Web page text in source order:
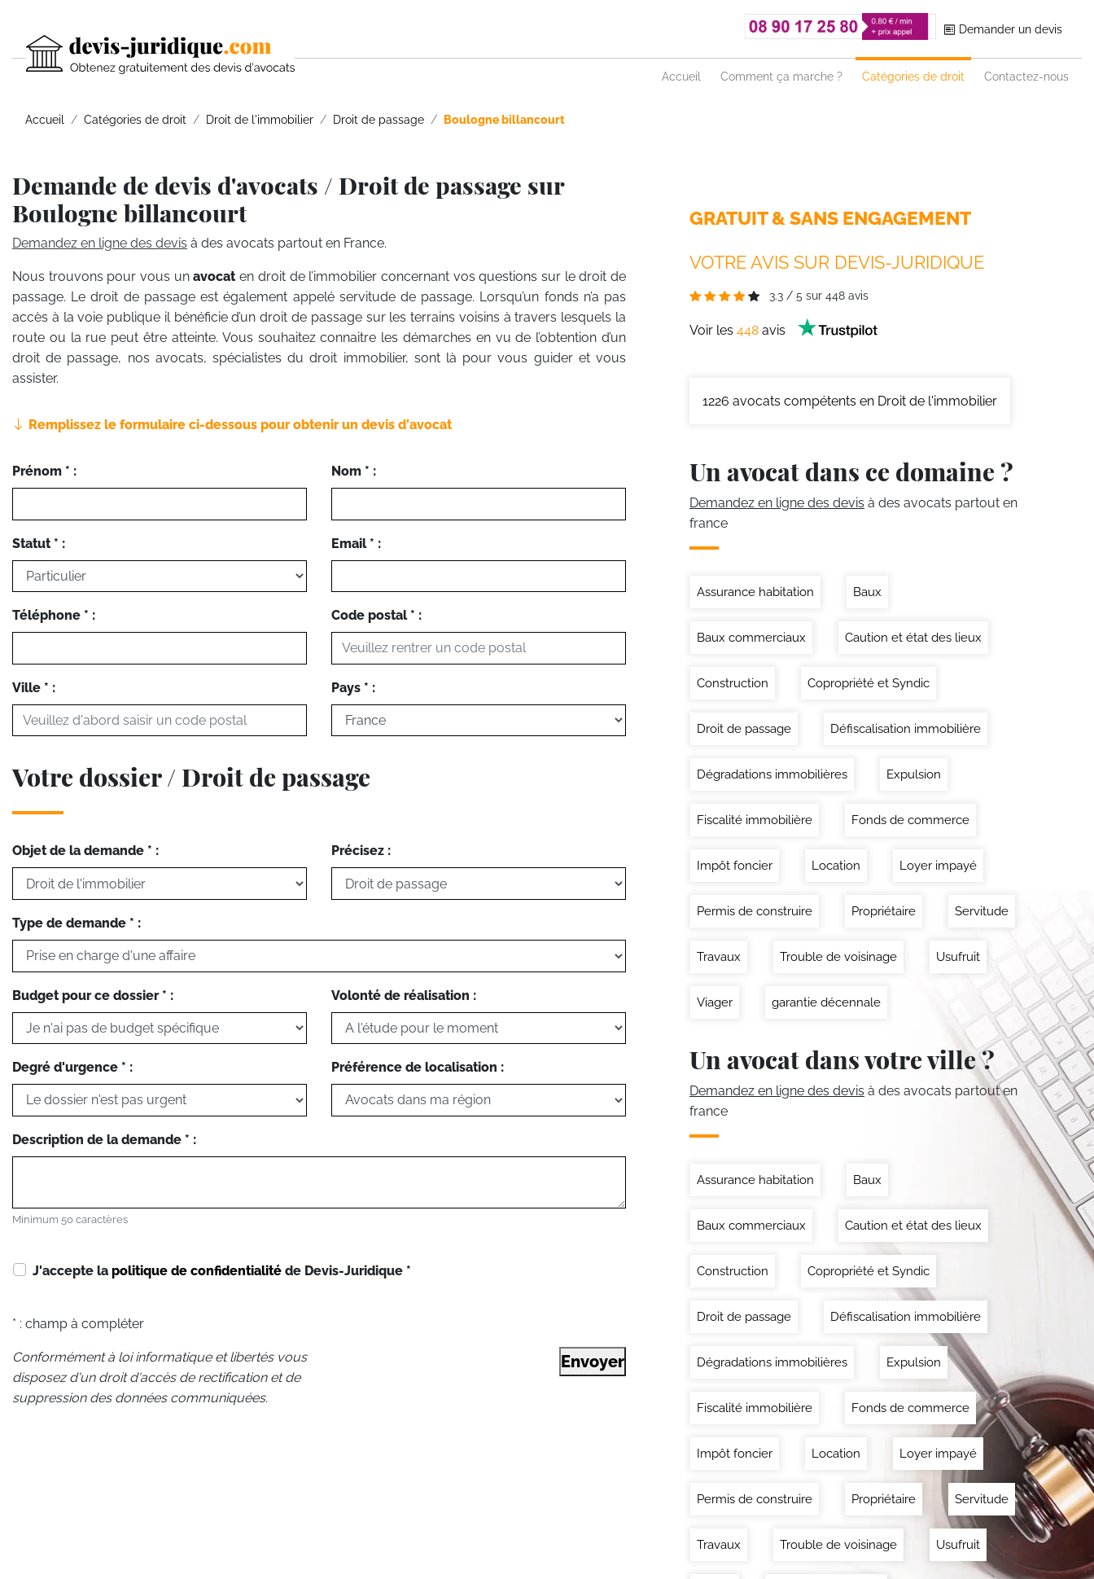
Demander un devis
Accueil Comment ça marche ? Catégories de droit Contactez-nous
Accueil Catégories de droit Droit de l'immobilier Droit de passage Boulogne billancourt
Demande de devis d'avocats / Droit de passage sur
Boulogne billancourt
Demandez en ligne des devis à des avocats partout en France.
Nous trouvons pour vous unavocaten droit de l’immobilier concernant vos questions sur le droit de
passage. Le droit de passage est également appelé servitude de passage. Lorsqu’un fonds n’a pas
accès à la voie publique il bénéficie d’un droit de passage sur les terrains voisins à travers lesquels la
route ou la rue peut être atteinte. Vous souhaitez connaitre les démarches en vu de l’obtention d’un
droit de passage, nos avocats, spécialistes du droit immobilier, sont là pour vous guider et vous
assister.
Remplissez le formulaire ci-dessous pour obtenir un devis d'avocat
Prénom * : Nom * :
Statut * : Email * :
Téléphone * : Code postal * :
Ville * : Pays * :
Votre dossier / Droit de passage
Objet de la demande * : Précisez :
Type de demande * :
Budget pour ce dossier * : Volonté de réalisation :
Degré d'urgence * : Préférence de localisation :
Description de la demande * :
Minimum 50 caractères
J'accepte la politique de confidentialité de Devis-Juridique *
* : champ à compléter
Conformément à loi informatique et libertés vous
disposez d'un droit d'accès de rectification et de
suppression des données communiquées.
Envoyer
GRATUIT & SANS ENGAGEMENT
VOTRE AVIS SUR DEVIS-JURIDIQUE
3.3 / 5 sur 448 avis
Voir les 448 avis
1226 avocats compétents en Droit de l'immobilier
Un avocat dans ce domaine ?
Demandez en ligne des devis à des avocats partout en
france
Assurance habitation Baux
Baux commerciaux Caution et état des lieux
Construction Copropriété et Syndic
Droit de passage Défiscalisation immobilière
Dégradations immobilières Expulsion
Fiscalité immobilière Fonds de commerce
Impôt foncier Location Loyer impayé
Permis de construire Propriétaire Servitude
Travaux Trouble de voisinage Usufruit
Viager garantie décennale
Un avocat dans votre ville ?
Demandez en ligne des devis à des avocats partout en
france
Assurance habitation Baux
Baux commerciaux Caution et état des lieux
Construction Copropriété et Syndic
Droit de passage Défiscalisation immobilière
Dégradations immobilières Expulsion
Fiscalité immobilière Fonds de commerce
Impôt foncier Location Loyer impayé
Permis de construire Propriétaire Servitude
Travaux Trouble de voisinage Usufruit